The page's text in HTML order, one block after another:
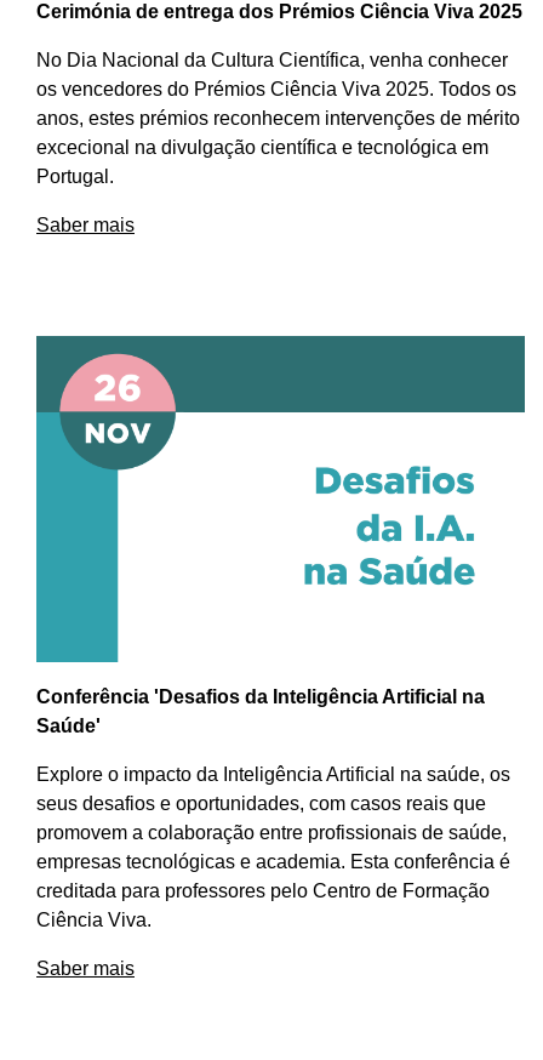
Cerimónia de entrega dos Prémios Ciência Viva 2025
No Dia Nacional da Cultura Científica, venha conhecer
os vencedores do Prémios Ciência Viva 2025. Todos os
anos, estes prémios reconhecem intervenções de mérito
excecional na divulgação científica e tecnológica em
Portugal.
Saber mais
Conferência 'Desafios da Inteligência Artificial na
Saúde'
Explore o impacto da Inteligência Artificial na saúde, os
seus desafios e oportunidades, com casos reais que
promovem a colaboração entre profissionais de saúde,
empresas tecnológicas e academia. Esta conferência é
creditada para professores pelo Centro de Formação
Ciência Viva.
Saber mais